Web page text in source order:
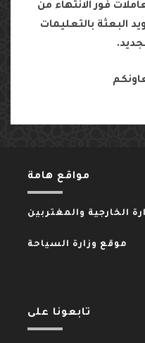
فور الانتهاء من
البعثة بالتعليمات
.
مواقع هامة
الخارجية والمغتربين
موقع وزارة السياحة
تابعونا على